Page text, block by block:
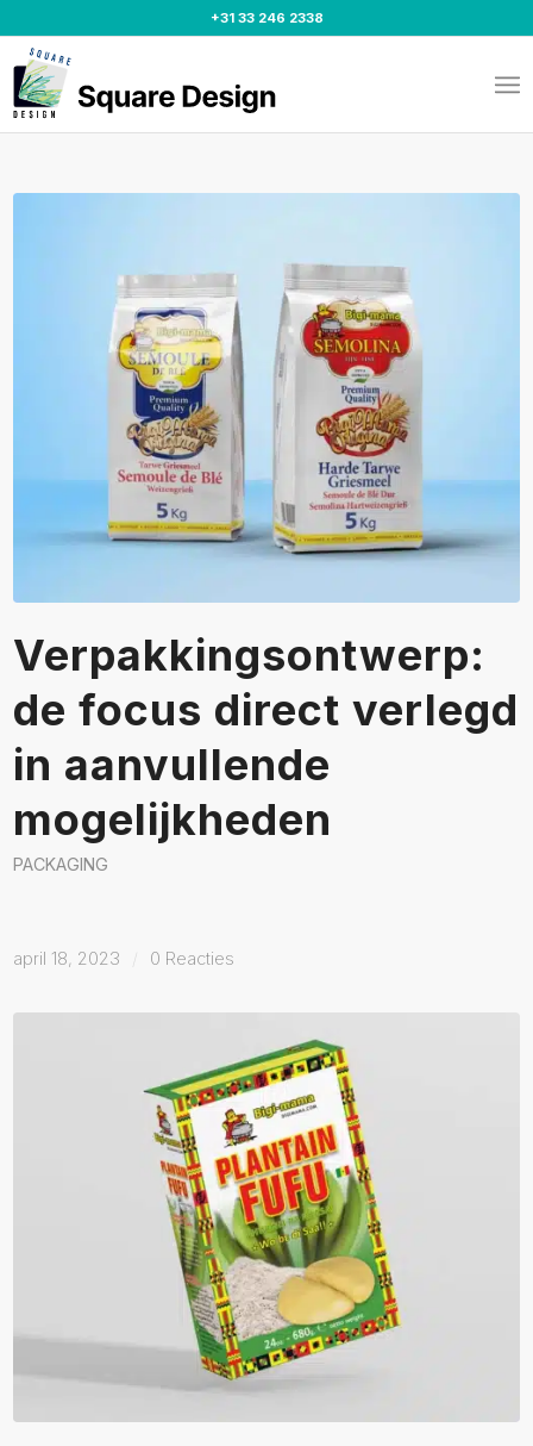
+31 33 246 2338
Verpakkingsontwerp:
de focus direct verlegd
in aanvullende
mogelijkheden
PACKAGING
april 18, 2023 0 Reacties